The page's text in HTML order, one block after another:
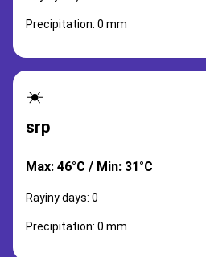
Precipitation: 0 mm
☀️
srp
Max: 46°C / Min: 31°C
Rayiny days: 0
Precipitation: 0 mm